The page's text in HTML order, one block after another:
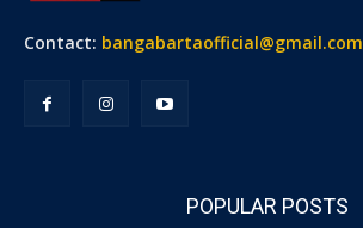
Contact: bangabartaofficial@gmail.com
POPULAR POSTS